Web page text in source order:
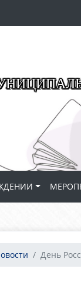
День